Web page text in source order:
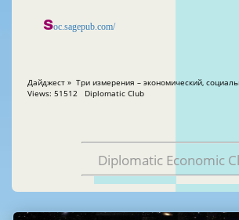
soc.sagepub.com/
Дайджест » Три измерения – экономический,
Views: 51512 Diplomatic Club
Diplomatic Economic